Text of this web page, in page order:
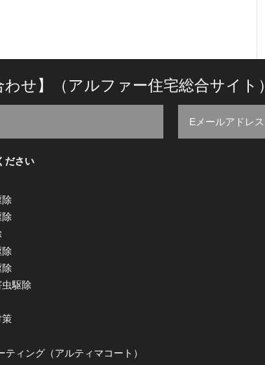
わせ】（アルファー住宅総合サイト）
ださい
除
駆除
策
ティング（アルティマコート）